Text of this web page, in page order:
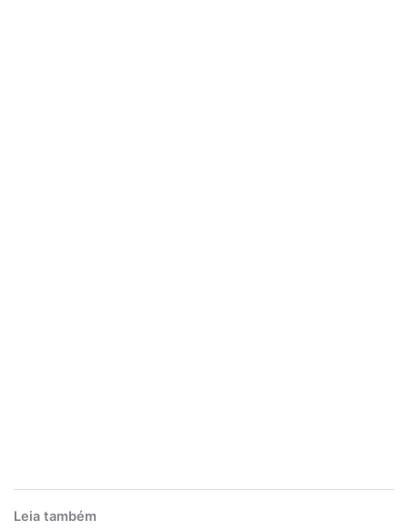
Leia também